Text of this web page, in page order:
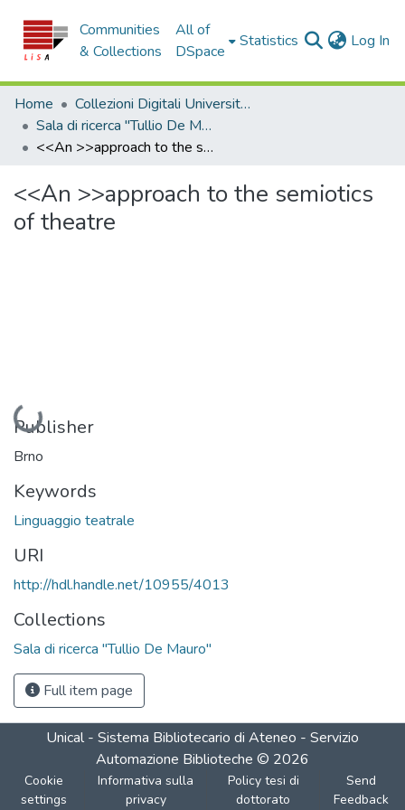
Communities
& Collections
All of
DSpace
Statistics Log In
Home
Collezioni Digitali Università della Calabria
Sala di ricerca "Tullio De Mauro"
<<An >>approach to the semiotics of theatre
<<An >>approach to the semiotics
of theatre
Loading...
Publisher
Brno
Keywords
Linguaggio teatrale
URI
http://hdl.handle.net/10955/4013
Collections
Sala di ricerca "Tullio De Mauro"
Full item page
Unical - Sistema Bibliotecario di Ateneo - Servizio
Automazione Biblioteche © 2026
Cookie
settings
Informativa sulla
privacy
Policy tesi di
dottorato
Send
Feedback